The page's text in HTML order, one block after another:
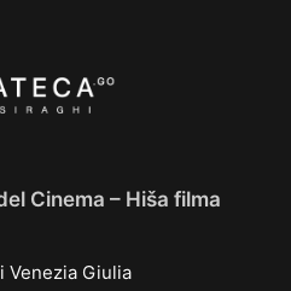
Cinema – Hiša filma
Venezia Giulia